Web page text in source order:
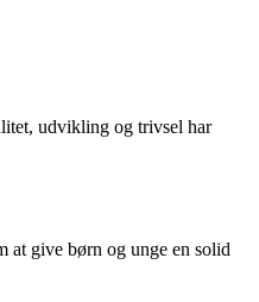
udvikling og trivsel har
at give børn og unge en solid